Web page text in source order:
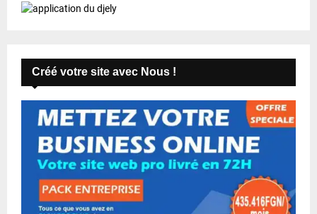
Créé votre site avec Nous !